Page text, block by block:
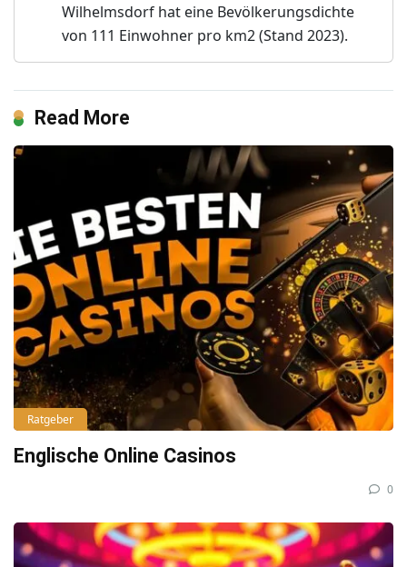
Wilhelmsdorf hat eine Bevölkerungsdichte
von 111 Einwohner pro km2 (Stand 2023).
Read More
Ratgeber
Englische Online Casinos
0